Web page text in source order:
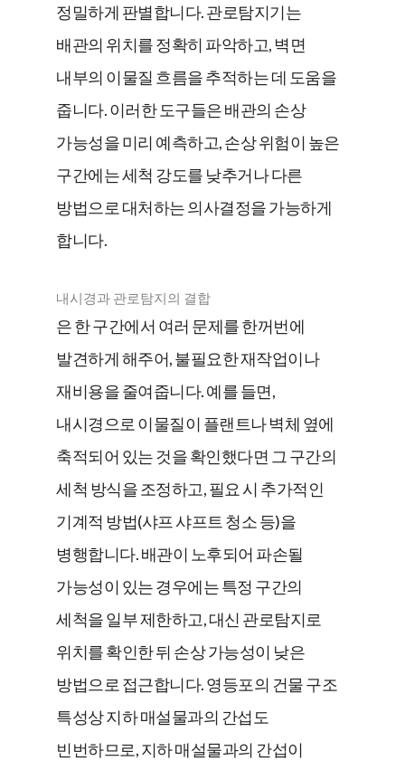
정밀하게 판별합니다. 관로탐지기는
배관의 위치를 정확히 파악하고, 벽면
내부의 이물질 흐름을 추적하는 데 도움을
줍니다. 이러한 도구들은 배관의 손상
가능성을 미리 예측하고, 손상 위험이 높은
구간에는 세척 강도를 낮추거나 다른
방법으로 대처하는 의사결정을 가능하게
합니다.
내시경과 관로탐지의 결합
은 한 구간에서 여러 문제를 한꺼번에
발견하게 해주어, 불필요한 재작업이나
재비용을 줄여줍니다. 예를 들면,
내시경으로 이물질이 플랜트나 벽체 옆에
축적되어 있는 것을 확인했다면 그 구간의
세척 방식을 조정하고, 필요 시 추가적인
기계적 방법(샤프 샤프트 청소 등)을
병행합니다. 배관이 노후되어 파손될
가능성이 있는 경우에는 특정 구간의
세척을 일부 제한하고, 대신 관로탐지로
위치를 확인한 뒤 손상 가능성이 낮은
방법으로 접근합니다. 영등포의 건물 구조
특성상 지하 매설물과의 간섭도
빈번하므로, 지하 매설물과의 간섭이